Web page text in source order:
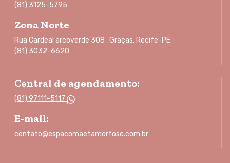
(81) 3125-5795
Zona Norte
Rua Cardeal arcoverde 308 , Graças, Recife-PE
(81) 3032-6620
Central de agendamento:
(81) 97111-5117
E-mail:
contato@espacomaetamorfose.com.br